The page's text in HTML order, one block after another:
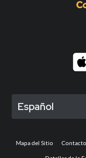
Español
Mapa del Sitio Contacto